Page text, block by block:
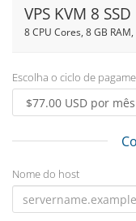
VPS KVM 8 SSD
8 CPU Cores, 8 GB RAM,
Escolha o ciclo de
Nome do host